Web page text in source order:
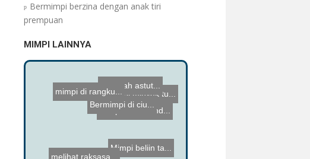
Bermimpi berzina dengan anak tiri
prempuan
MIMPI LAINNYA
Mimpi minyak tu...
Mimpi anak send...
Mimpi beliin ta...
Kakak saya memi...
Bermimpi di ciu...
tina diah astut...
melihat raksasa...
mimpi di rangku...